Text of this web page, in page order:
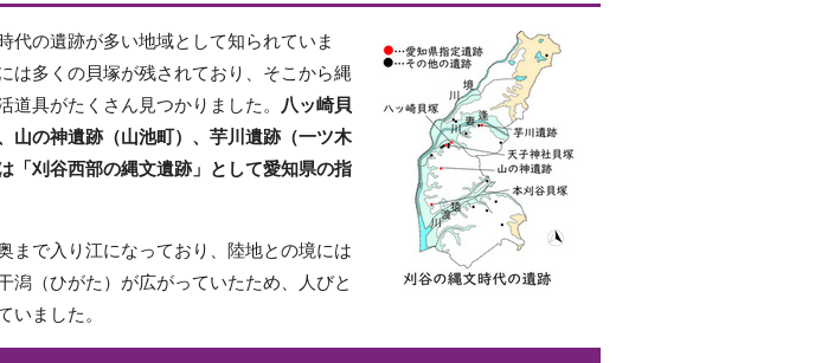
代の遺跡が多い地域として知られていま
は多くの貝塚が残されており、そこから縄
道具がたくさん見つかりました。
八ッ崎貝
山の神遺跡（山池町）、芋川遺跡（一ツ木
「刈谷西部の縄文遺跡」として愛知県の指
まで入り江になっており、陸地との境には
潟（ひがた）が広がっていたため、人びと
いました。